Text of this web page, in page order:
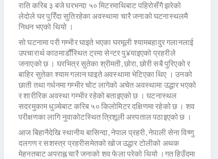
राति करिब ३ बजे घरभन्दा ५० मिटरमाथिबाट पहिरोसँगै झरेको
लेदोले घर पुरिँदा सुतिरहेका अवस्थामा चारै जनाको घटनास्थलमै
निधन भएको थियो ।
सो घटनामा परी गम्भीर घाइते भएका घरमूली श्यामबहादुर गलानलाई
उपचारार्थ काठमाडौँस्थित ट्रमा सेन्टर पु¥याइएको प्रहरीले
जनाएको छ । घरभित्र सुतेका श्रीमती, छोरा, छोरी सबै पुरिएको र
बाहिर सुतेका श्याम गलान घाइते अवस्थामा भेटिएका थिए । उनको
छाती तथा गर्धनमा गम्भीर चोट लागेको अचेत अवस्थामा उद्धार भएको
र शारीरिक अवस्था गम्भीर रहेको बताइएको छ । घटनास्थल
सदरमुकाम धुञ्चेबाट करिब ५० किलोमिटर दक्षिणमा रहेको छ । शव
परीक्षणका लागि नुवाकोटस्थित त्रिशूली अस्पताल पठाइएको छ ।
आज बिहानैदेखि स्थानीय बासिन्दा, नेपाल प्रहरी, नेपाली सेना विष्णु
दलगण र सशस्त्र प्रहरीसमेतको खोज उद्धार टोलीको अथक
मेहनतबाट अपराह्न चारै जनाको शव फेला परेको थियो ।गत हिउँदमा